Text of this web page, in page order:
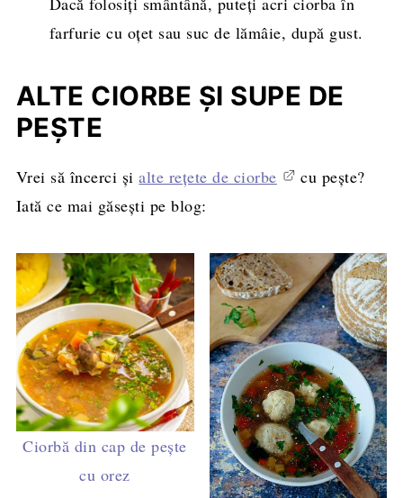
farfurie cu oțet sau suc de lămâie, după gust.
ALTE CIORBE ȘI SUPE DE
PEȘTE
Vrei să încerci șialte rețete de ciorbe
cu pește?
Iată ce mai găsești pe blog:
Ciorbă din cap de pește
cu orez